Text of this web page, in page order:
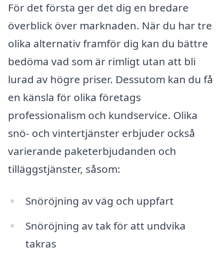
För det första ger det dig en bredare
överblick över marknaden. När du har tre
olika alternativ framför dig kan du bättre
bedöma vad som är rimligt utan att bli
lurad av högre priser. Dessutom kan du få
en känsla för olika företags
professionalism och kundservice. Olika
snö- och vintertjänster erbjuder också
varierande paketerbjudanden och
tilläggstjänster, såsom:
Snöröjning av väg och uppfart
Snöröjning av tak för att undvika
takras